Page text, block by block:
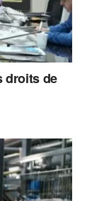
droits de